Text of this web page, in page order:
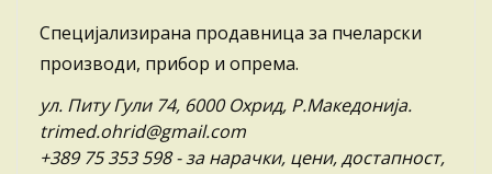
Специјализирана продавница за пчеларски
производи, прибор и опрема.
ул. Питу Гули 74, 6000 Охрид, Р.Македонија.
trimed.ohrid@gmail.com
+389 75 353 598- за нарачки, цени, достапност,